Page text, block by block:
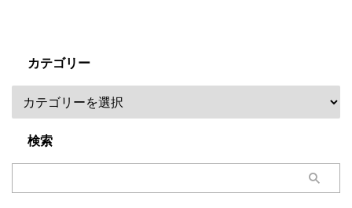
カテゴリー
検索